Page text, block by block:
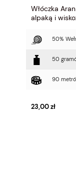
Włóczka
alpaką i
50%
50
90
23,00 zł